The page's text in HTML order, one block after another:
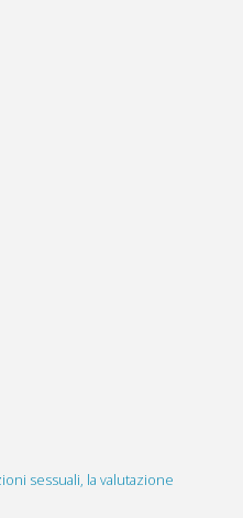
sessuali, la valutazione